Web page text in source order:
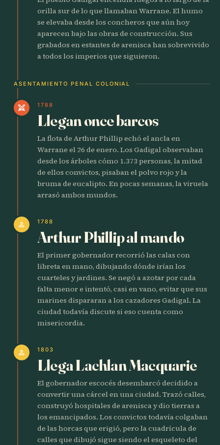
orilla sur de lo que llamaban Warrane. El humo
se elevaba desde los concheros que aún hoy
aparecen bajo las obras de construcción. Sus
grabados en estantes de arenisca han sobrevivido
a todos los imperios que siguieron.
ASENTAMIENTO PENAL COLONIAL
swords 1788
Llegan once barcos
La flota de Arthur Phillip echó el ancla en
Warrane el 26 de enero. Los Gadigal observaban
desde los árboles cómo 1.373 personas, la mitad
de ellos convictos, pisaban el polvo rojo y la
bruma de eucalipto. En pocas semanas, la viruela
arrasó ambos mundos.
person 1788
Arthur Phillip al mando
El primer gobernador recorrió las calas con
libreta en mano, dibujando dónde irían los
cuarteles y jardines. Se negó a azotar por cada
falta menor e intentó, casi en vano, evitar que sus
marines dispararan a los cazadores Gadigal. La
ciudad todavía discute si eso cuenta como
misericordia.
person 1803
Llega Lachlan Macquarie
El gobernador escocés desembarcó decidido a
convertir una cárcel en una ciudad. Trazó calles,
construyó hospitales de arenisca y dio tierras a
los emancipados. Los convictos todavía colgaban
de las horcas que erigió, pero la cuadrícula de
calles que dibujó sigue siendo el esqueleto del